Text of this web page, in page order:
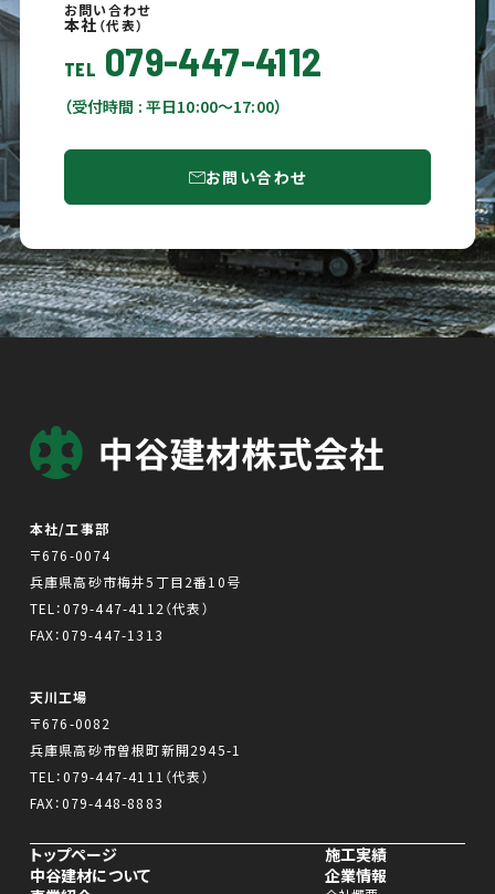
お問い合わせ
本社 （代表）
TEL 079-447-4112
（受付時間 : 平日10:00〜17:00）
お問い合わせ
本社/工事部
〒676-0074
兵庫県高砂市梅井5丁目2番10号
TEL：079-447-4112 （代表）
FAX：079-447-1313
天川工場
〒676-0082
兵庫県高砂市曽根町新開2945-1
TEL：079-447-4111 （代表）
FAX：079-448-8883
トップページ
中谷建材について
施工実績
企業情報